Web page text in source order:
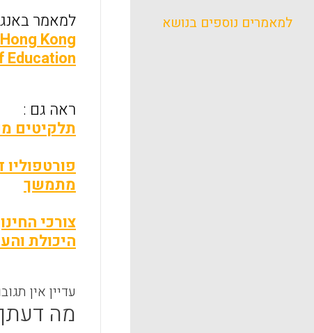
למאמר
Kong
ראה גם :
תלקיטים
מתמשך
היכולת
עדיין אין
מה
למאמרים נוספים בנושא